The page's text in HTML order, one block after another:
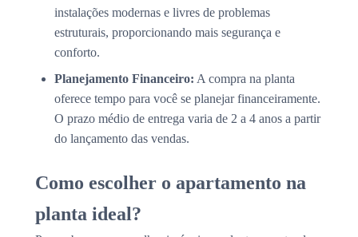
instalações modernas e livres de problemas
estruturais, proporcionando mais segurança e
conforto.
Planejamento Financeiro: A compra na planta
oferece tempo para você se planejar financeiramente.
O prazo médio de entrega varia de 2 a 4 anos a partir
do lançamento das vendas.
Como escolher o apartamento na
planta ideal?